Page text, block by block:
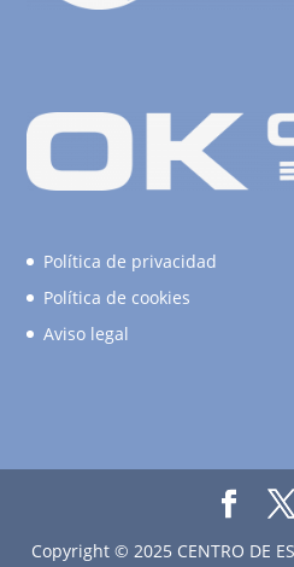
Política de privacidad
Política de cookies
Aviso legal
Copyright © 2025 CENTRO DE